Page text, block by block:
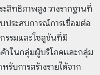
สิทธิภาพสูง วางรากฐานที่
ประสบการณ์การเชื่อมต่อ
รรมและโซลูชันที่มี
าในกลุ่มผู้บริโภคและกลุ่ม
รับการสร้างรายได้จาก